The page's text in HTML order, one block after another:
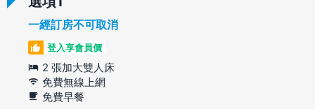
一經訂房不可取消
登入享會員價
2 張加大雙人床
免費無線上網
免費早餐